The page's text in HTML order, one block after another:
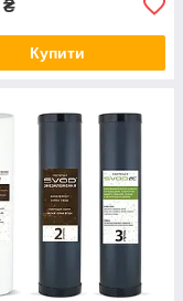
₴
Купити